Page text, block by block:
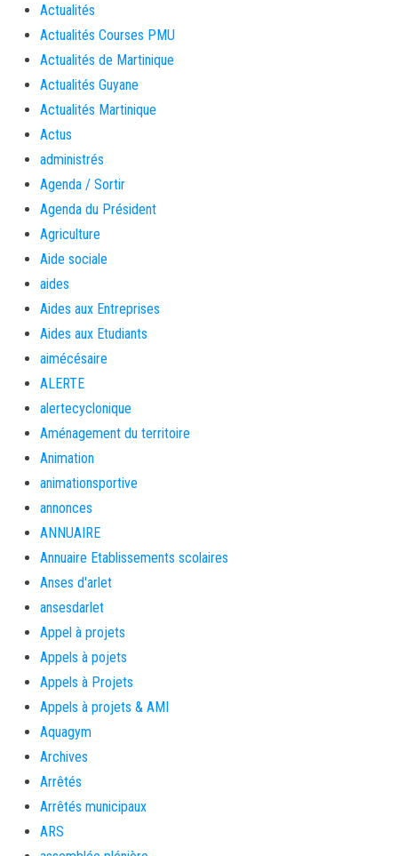
Actualités
Actualités Courses PMU
Actualités de Martinique
Actualités Guyane
Actualités Martinique
Actus
administrés
Agenda / Sortir
Agenda du Président
Agriculture
Aide sociale
aides
Aides aux Entreprises
Aides aux Etudiants
aimécésaire
ALERTE
alertecyclonique
Aménagement du territoire
Animation
animationsportive
annonces
ANNUAIRE
Annuaire Etablissements scolaires
Anses d'arlet
ansesdarlet
Appel à projets
Appels à pojets
Appels à Projets
Appels à projets & AMI
Aquagym
Archives
Arrêtés
Arrêtés municipaux
ARS